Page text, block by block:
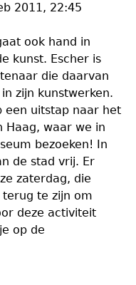
2011, 22:45
ook hand in
kunst. Escher is
die daarvan
zijn kunstwerken.
een uitstap naar het
Haag, waar we in
bezoeken! In
de stad vrij. Er
zaterdag, die
te zijn om
deze activiteit
op de